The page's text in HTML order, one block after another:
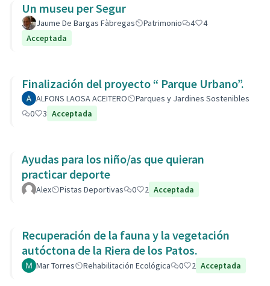
Un museu per Segur
Jaume De Bargas Fàbregas Patrimonio 4
4
Acceptada
Finalización del proyecto “ Parque Urbano”.
ALFONS LAOSA ACEITERO
Parques y Jardines Sostenibles
0
3 Acceptada
Ayudas para los niño/as que quieran
practicar deporte
Alex Pistas Deportivas 0 2 Acceptada
Recuperación de la fauna y la vegetación
autóctona de la Riera de los Patos.
Mar Torres Rehabilitación Ecológica 0 2 Acceptada